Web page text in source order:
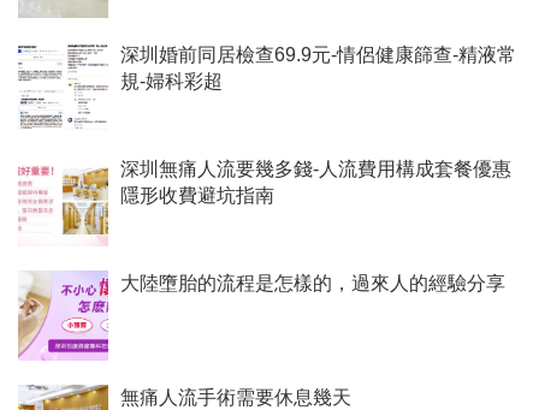
深圳婚前同居檢查69.9元-情侶健康篩查-精液常
規-婦科彩超
深圳無痛人流要幾多錢-人流費用構成套餐優惠
隱形收費避坑指南
大陸墮胎的流程是怎樣的，過來人的經驗分享
無痛人流手術需要休息幾天